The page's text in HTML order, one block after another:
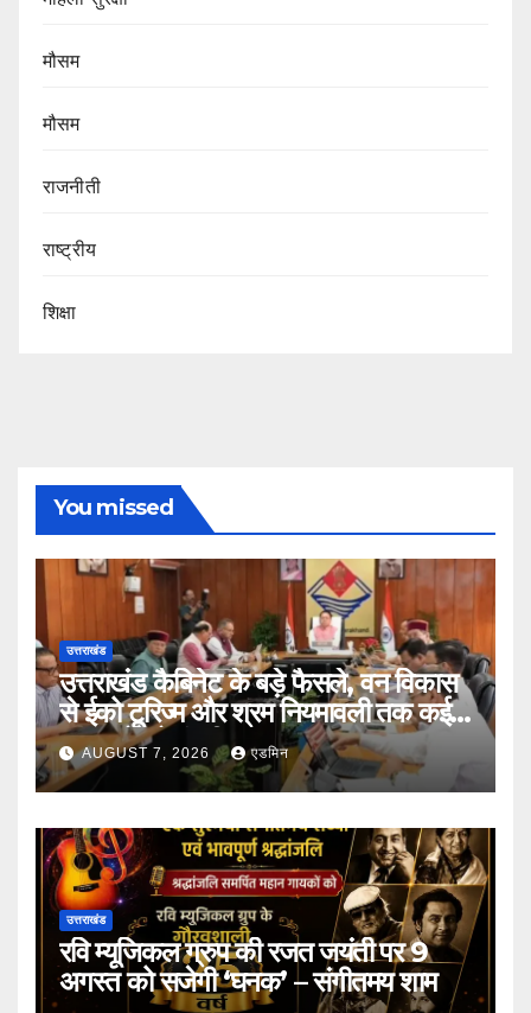
मौसम
मौसम
राजनीती
राष्ट्रीय
शिक्षा
You missed
उत्तराखंड
उत्तराखंड कैबिनेट के बड़े फैसले, वन विकास
से ईको टूरिज्म और श्रम नियमावली तक कई
प्रस्तावों को मंजूरी
AUGUST 7, 2026 एडमिन
उत्तराखंड
रवि म्यूजिकल ग्रुप की रजत जयंती पर 9
अगस्त को सजेगी ‘घनक’ – संगीतमय शाम